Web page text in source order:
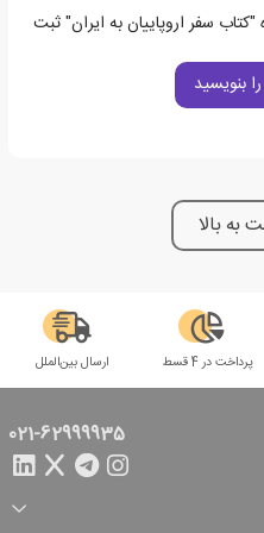
سفر اروپاییان به ایران" ثبت
بنویسید
به بالا
پرداخت در 4 قسط ارسال بین‌الملل
021-62999935